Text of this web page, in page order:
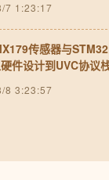
7 1:23:17
传感器与
件设计到UVC协议
8 3:23:57